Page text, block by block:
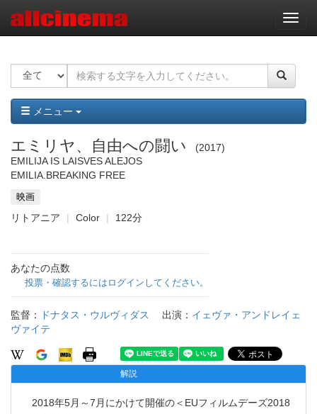
ナ
ビ
ー
ョ
ン
メニュー
エミリヤ、自由への闘い
2017
EMILIJA IS LAISVES ALEJOS
EMILIA.BREAKING FREE
映画
リトアニア Color 122分
あなたの点数
投票・確認するにはログインしてください。
監督： ドナタス・ウルヴィダス 出演： イェヴァ・アンドレイェ
ヴァイテ
解説
2018年5月～7月にかけて開催の＜EUフィルムデーズ2018